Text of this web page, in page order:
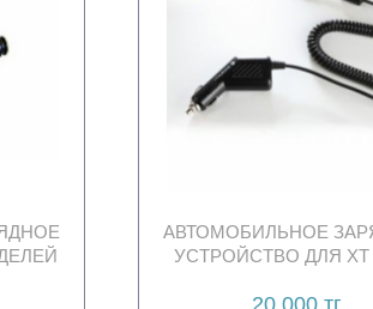
АВТОМОБИЛЬНОЕ
УСТРОЙСТВО ДЛЯ XT